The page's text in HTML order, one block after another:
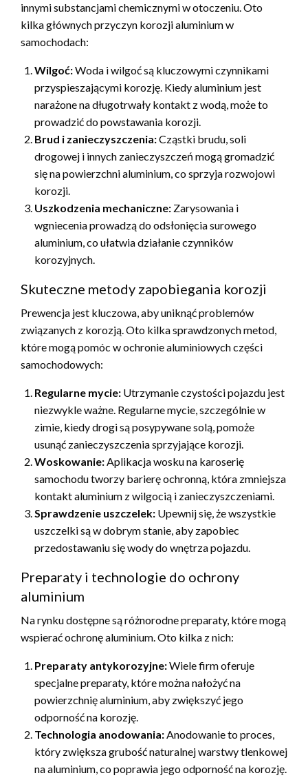
innymi substancjami chemicznymi w otoczeniu. Oto
kilka głównych przyczyn korozji aluminium w
samochodach:
Wilgoć:Woda i wilgoć są kluczowymi czynnikami
przyspieszającymi korozję. Kiedy aluminium jest
narażone na długotrwały kontakt z wodą, może to
prowadzić do powstawania korozji.
Brud i zanieczyszczenia:Cząstki brudu, soli
drogowej i innych zanieczyszczeń mogą gromadzić
się na powierzchni aluminium, co sprzyja rozwojowi
korozji.
Uszkodzenia mechaniczne: Zarysowania i
wgniecenia prowadzą do odsłonięcia surowego
aluminium, co ułatwia działanie czynników
korozyjnych.
Skuteczne metody zapobiegania korozji
Prewencja jest kluczowa, aby uniknąć problemów
związanych z korozją. Oto kilka sprawdzonych metod,
które mogą pomóc w ochronie aluminiowych części
samochodowych:
Regularne mycie: Utrzymanie czystości pojazdu jest
niezwykle ważne. Regularne mycie, szczególnie w
zimie, kiedy drogi są posypywane solą, pomoże
usunąć zanieczyszczenia sprzyjające korozji.
Woskowanie:Aplikacja wosku na karoserię
samochodu tworzy barierę ochronną, która zmniejsza
kontakt aluminium z wilgocią i zanieczyszczeniami.
Sprawdzenie uszczelek: Upewnij się, że wszystkie
uszczelki są w dobrym stanie, aby zapobiec
przedostawaniu się wody do wnętrza pojazdu.
Preparaty i technologie do ochrony
aluminium
Na rynku dostępne są różnorodne preparaty, które mogą
wspierać ochronę aluminium. Oto kilka z nich:
Preparaty antykorozyjne:Wiele firm oferuje
specjalne preparaty, które można nałożyć na
powierzchnię aluminium, aby zwiększyć jego
odporność na korozję.
Technologia anodowania:Anodowanie to proces,
który zwiększa grubość naturalnej warstwy tlenkowej
na aluminium, co poprawia jego odporność na korozję.